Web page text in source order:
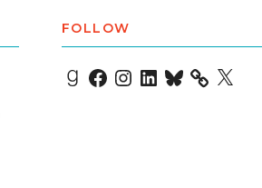
FOLLOW
Goodreads
Facebook
Instagram
LinkedIn
Bluesky X